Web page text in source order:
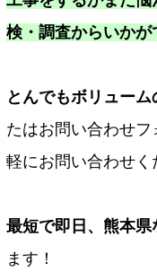
検・調査からいかが
とんでもボリュー
たはお問い合わせ
軽にお問い合わせく
最短で即日、熊本県
ます！